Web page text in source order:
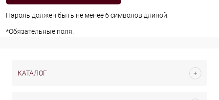
Пароль должен быть не менее 6 символов длиной.
*Обязательные поля.
КАТАЛОГ